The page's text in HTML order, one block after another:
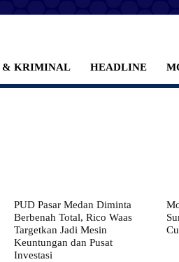
& KRIMINAL HEADLINE
PUD Pasar Medan Diminta
Berbenah Total, Rico Waas
Targetkan Jadi Mesin
Keuntungan dan Pusat
Investasi